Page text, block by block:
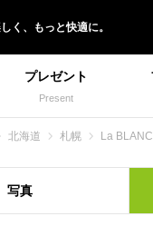
く、 もっと快適に。
プレゼント
Present
北海道 札幌 La
写真